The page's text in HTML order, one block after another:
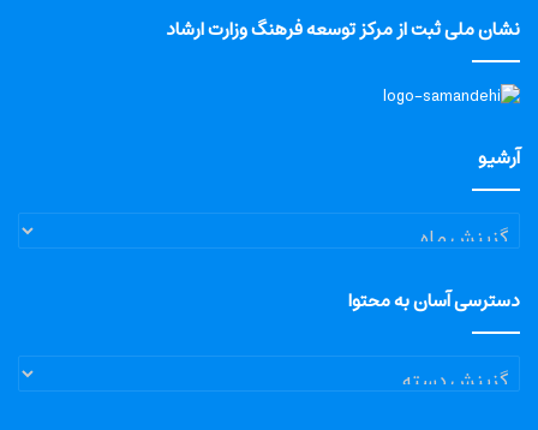
نشان ملی ثبت از مرکز توسعه فرهنگ وزارت ارشاد
آرشیو
آرشیو
دسترسی آسان به محتوا
دسترسی
آسان